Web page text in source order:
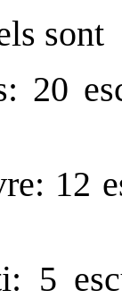
sont
20
12
5